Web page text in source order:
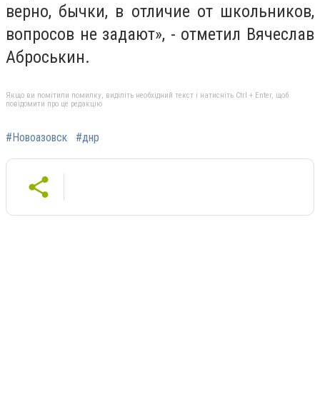
верно, бычки, в отличие от школьников,
вопросов не задают», - отметил Вячеслав
Аброськин.
Якщо ви помітили помилку, виділіть необхідний текст і натисніть Ctrl + Enter, щоб
повідомити про це редакцію
#Новоазовск #днр